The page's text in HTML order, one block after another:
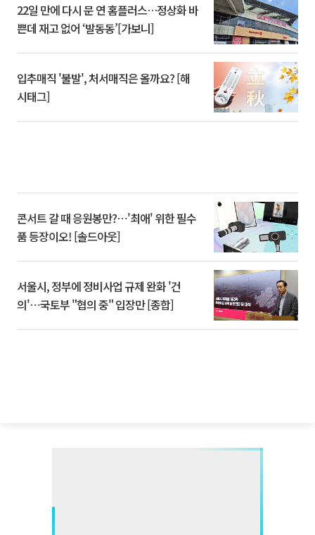
22일 만에 다시 문 연 홈플러스…정상화 바
쁜데 재고 없어 ‘발동동’[가보니]
입추매직 '불발', 처서매직은 올까요? [해
시태그]
콘서트 갈 때 응원봉만?⋯'최애' 위한 필수
품 등장이오! [솔드아웃]
서울시, 정부에 정비사업 규제 완화 '건
의'⋯국토부 "협의 중" 입장만 [종합]